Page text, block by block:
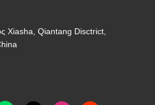
Xiasha, Qiantang Disctrict,